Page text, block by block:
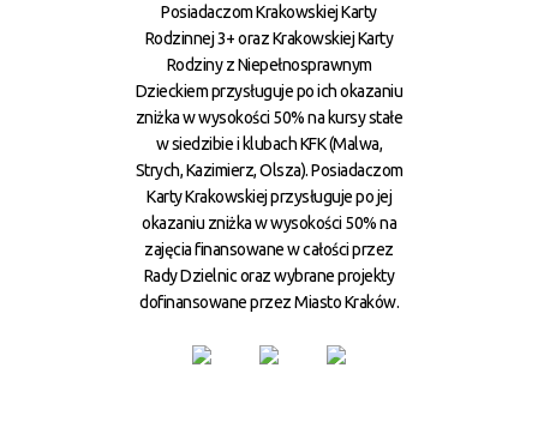
Posiadaczom Krakowskiej Karty
Rodzinnej 3+ oraz Krakowskiej Karty
Rodziny z Niepełnosprawnym
Dzieckiem przysługuje po ich okazaniu
zniżka w wysokości 50% na kursy stałe
w siedzibie i klubach KFK (Malwa,
Strych, Kazimierz, Olsza). Posiadaczom
Karty Krakowskiej przysługuje po jej
okazaniu zniżka w wysokości 50% na
zajęcia finansowane w całości przez
Rady Dzielnic oraz wybrane projekty
dofinansowane przez Miasto Kraków.